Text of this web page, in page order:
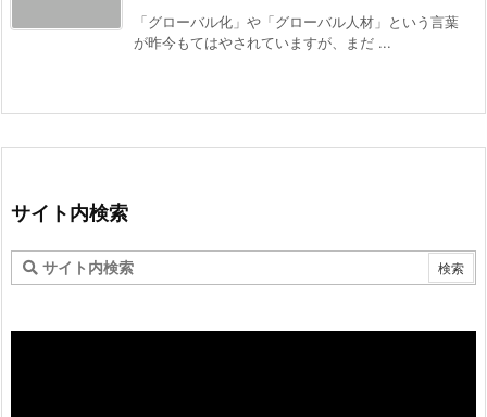
「グローバル化」や「グローバル人材」という言葉
が昨今もてはやされていますが、まだ ...
サイト内検索